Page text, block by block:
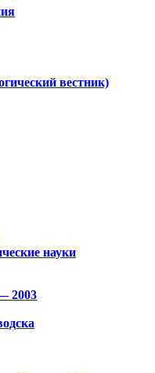
вестник)
науки
2003